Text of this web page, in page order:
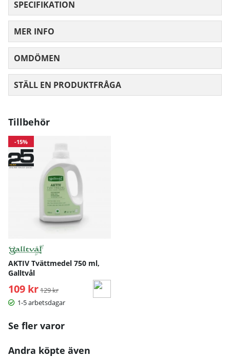
SPECIFIKATION
MER INFO
OMDÖMEN
STÄLL EN PRODUKTFRÅGA
Tillbehör
-15%
AKTIV Tvättmedel 750 ml,
Galltvål
109 kr Ordinarie pris:
129 kr
1-5 arbetsdagar
Se fler varor
Andra köpte även